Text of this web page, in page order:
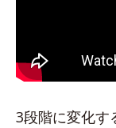
3段階に変化す